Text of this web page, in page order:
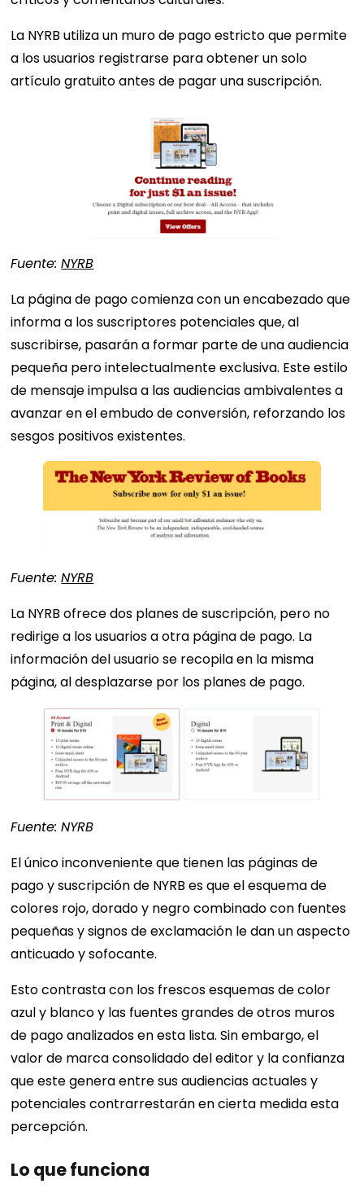
La NYRB utiliza un muro de pago estricto que permite
a los usuarios registrarse para obtener un solo
artículo gratuito antes de pagar una suscripción.
Fuente:NYRB
La página de pago comienza con un encabezado que
informa a los suscriptores potenciales que, al
suscribirse, pasarán a formar parte de una audiencia
pequeña pero intelectualmente exclusiva. Este estilo
de mensaje impulsa a las audiencias ambivalentes a
avanzar en el embudo de conversión, reforzando los
sesgos positivos existentes.
Fuente:NYRB
La NYRB ofrece dos planes de suscripción, pero no
redirige a los usuarios a otra página de pago. La
información del usuario se recopila en la misma
página, al desplazarse por los planes de pago.
Fuente: NYRB
El único inconveniente que tienen las páginas de
pago y suscripción de NYRB es que el esquema de
colores rojo, dorado y negro combinado con fuentes
pequeñas y signos de exclamación le dan un aspecto
anticuado y sofocante.
Esto contrasta con los frescos esquemas de color
azul y blanco y las fuentes grandes de otros muros
de pago analizados en esta lista. Sin embargo, el
valor de marca consolidado del editor y la confianza
que este genera entre sus audiencias actuales y
potenciales contrarrestarán en cierta medida esta
percepción.
Lo que funciona